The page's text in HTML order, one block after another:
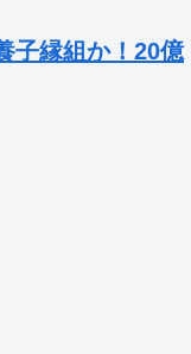
子縁組か！20億